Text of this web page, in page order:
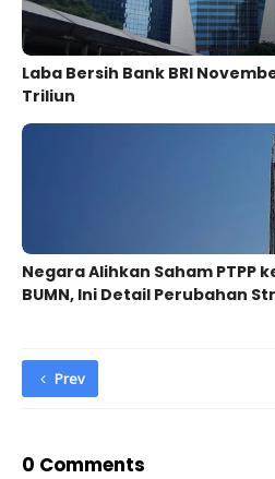
Laba Bersih Bank BRI
Triliun
Negara Alihkan Saham PTPP
BUMN, Ini Detail Perubahan
Prev
0 Comments